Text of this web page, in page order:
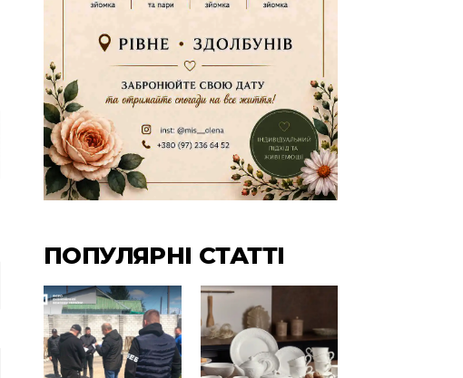
ПОПУЛЯРНІ СТАТТІ